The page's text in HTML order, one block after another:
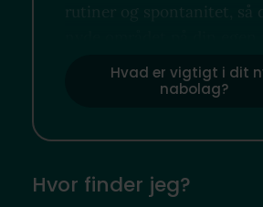
rutiner og spontanitet, så
Hvad er vigtigt i dit
nabolag?
Hvor finder jeg?